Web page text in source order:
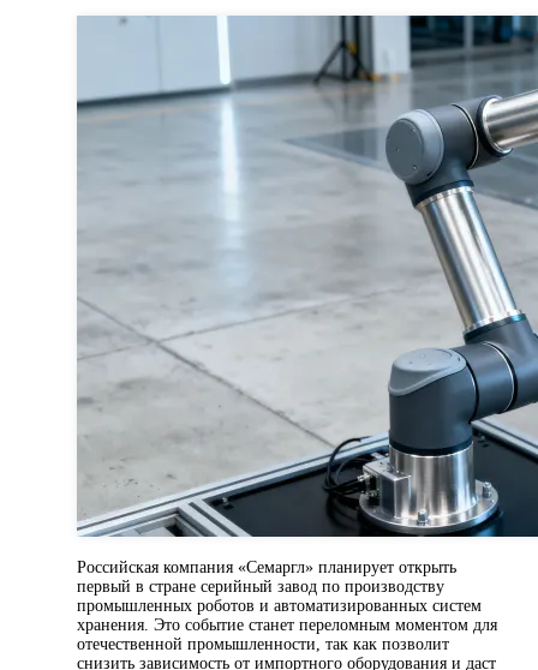
Российская компания «Семаргл» планирует открыть
первый в стране серийный завод по производству
промышленных роботов и автоматизированных систем
хранения. Это событие станет переломным моментом для
отечественной промышленности, так как позволит
снизить зависимость от импортного оборудования и даст